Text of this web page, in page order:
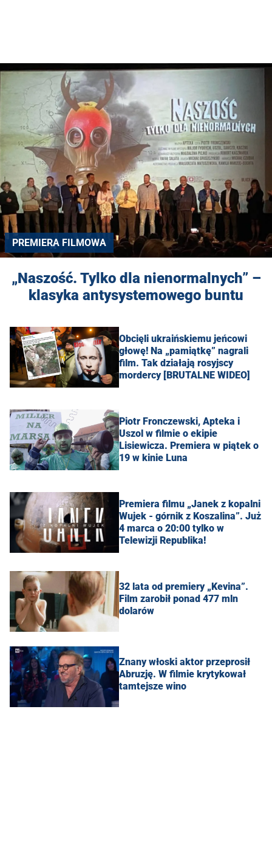
PREMIERA FILMOWA
„Naszość. Tylko dla nienormalnych” –
klasyka antysystemowego buntu
Obcięli ukraińskiemu jeńcowi
głowę! Na „pamiątkę” nagrali
film. Tak działają rosyjscy
mordercy [BRUTALNE WIDEO]
Piotr Fronczewski, Apteka i
Uszol w filmie o ekipie
Lisiewicza. Premiera w piątek o
19 w kinie Luna
Premiera filmu „Janek z kopalni
Wujek - górnik z Koszalina”. Już
4 marca o 20:00 tylko w
Telewizji Republika!
32 lata od premiery „Kevina”.
Film zarobił ponad 477 mln
dolarów
Znany włoski aktor przeprosił
Abruzję. W filmie krytykował
tamtejsze wino